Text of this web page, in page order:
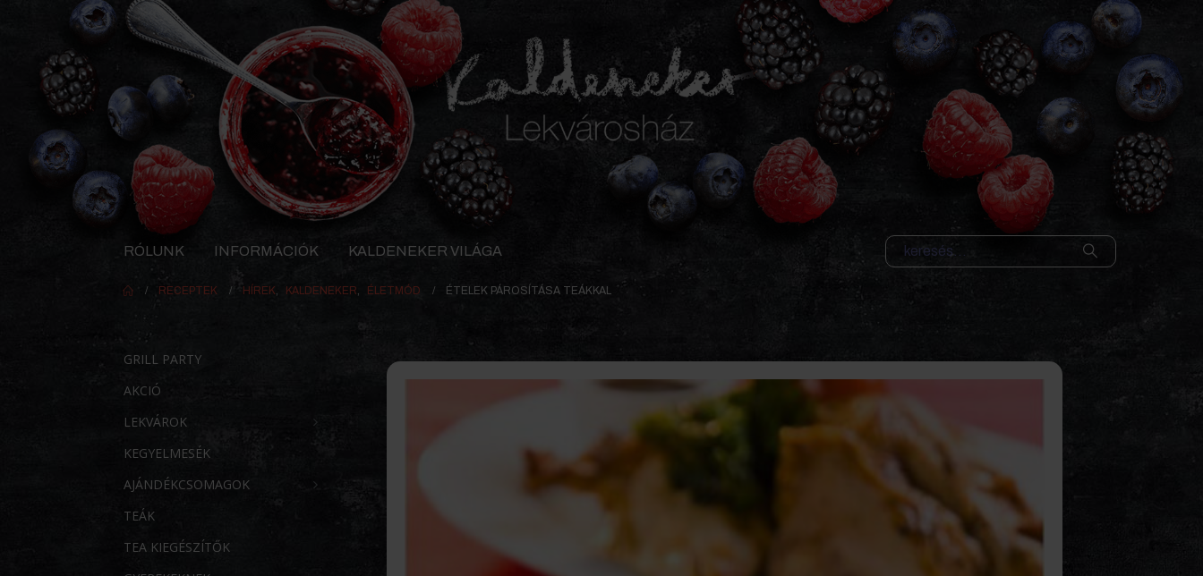
RÓLUNK INFORMÁCIÓK KALDENEKER VILÁGA
RECEPTEK HÍREK KALDENEKER ÉLETMÓD ÉTELEK PÁROSÍTÁSA TEÁKKAL
GRILL PARTY
AKCIÓ
LEKVÁROK
KEGYELMESÉK
AJÁNDÉKCSOMAGOK
TEÁK
TEA KIEGÉSZÍTŐK